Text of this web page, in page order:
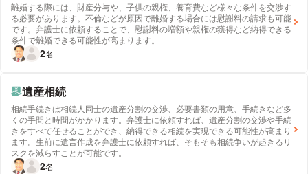
離婚する際には、財産分与や、子供の親権、養育費など様々な条件を交渉す
る必要があります。不倫などが原因で離婚する場合には慰謝料の請求も可能
です。弁護士に依頼することで、慰謝料の増額や親権の獲得など納得できる
条件で離婚できる可能性が高まります。
2名
遺産相続
相続手続きは相続人同士の遺産分割の交渉、必要書類の用意、手続きなど多
くの手間と時間がかかります。弁護士に依頼すれば、遺産分割の交渉や手続
きをすべて任せることができ、納得できる相続を実現できる可能性が高まり
ます。生前に遺言作成を弁護士に依頼すれば、そもそも相続争いが起きるリ
スクを減らすことが可能です。
2名